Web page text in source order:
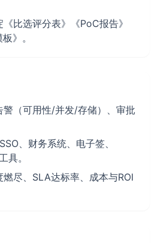
比选评分表》《PoC报告》
》。
警（可用性/并发/存储）、审批
、财务系统、电子签、
具。
尽、SLA达标率、成本与ROI